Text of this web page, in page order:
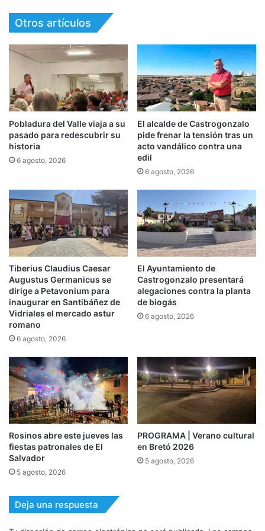
Otros artículos
Pobladura del Valle viaja a su
pasado para redescubrir su
historia
6 agosto, 2026
El alcalde de Castrogonzalo
pide frenar la tensión tras un
acto vandálico contra una
edil
6 agosto, 2026
Tiberius Claudius Caesar
Augustus Germanicus se
dirige a Petavonium para
inaugurar en Santibáñez de
Vidriales el mercado astur
romano
6 agosto, 2026
El Ayuntamiento de
Castrogonzalo presentará
alegaciones contra la planta
de biogás
6 agosto, 2026
Rosinos abre este jueves las
fiestas patronales de El
Salvador
5 agosto, 2026
PROGRAMA | Verano cultural
en Bretó 2026
5 agosto, 2026
Deja una respuesta